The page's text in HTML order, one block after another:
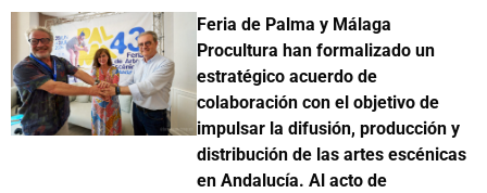
Feria de Palma y Málaga
Procultura han formalizado un
estratégico acuerdo de
colaboración con el objetivo de
impulsar la difusión, producción y
distribución de las artes escénicas
en Andalucía. Al acto de